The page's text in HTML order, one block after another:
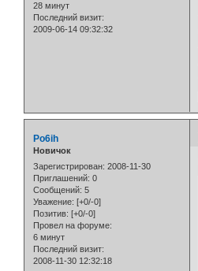
28 минут
Последний визит:
2009-06-14 09:32:32
Po6ih
Новичок
Зарегистрирован: 2008-11-30
Приглашений: 0
Сообщений: 5
Уважение: [+0/-0]
Позитив: [+0/-0]
Провел на форуме:
6 минут
Последний визит:
2008-11-30 12:32:18